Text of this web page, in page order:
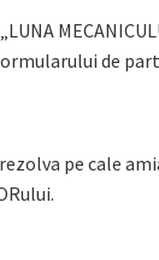
de
pe cale